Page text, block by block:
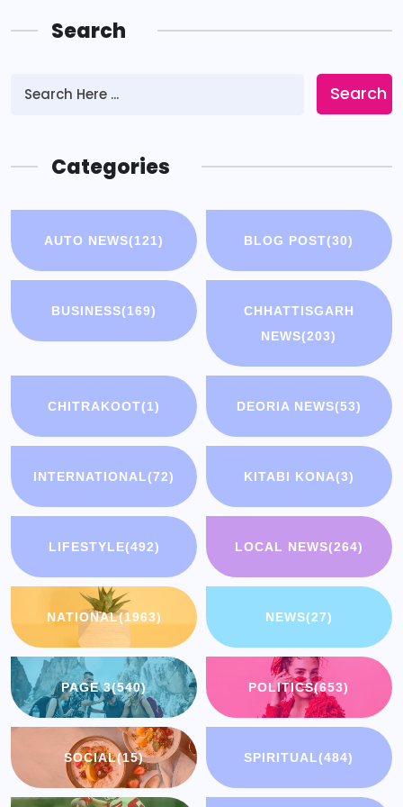
Search
Search
Categories
AUTO NEWS(121) BLOG POST(30)
BUSINESS(169)
CHHATTISGARH
NEWS(203)
CHITRAKOOT(1) DEORIA NEWS(53)
INTERNATIONAL(72) KITABI KONA(3)
LIFESTYLE(492) LOCAL NEWS(264)
NATIONAL(1963) NEWS(27)
PAGE 3(540) POLITICS(653)
SOCIAL(15) SPIRITUAL(484)